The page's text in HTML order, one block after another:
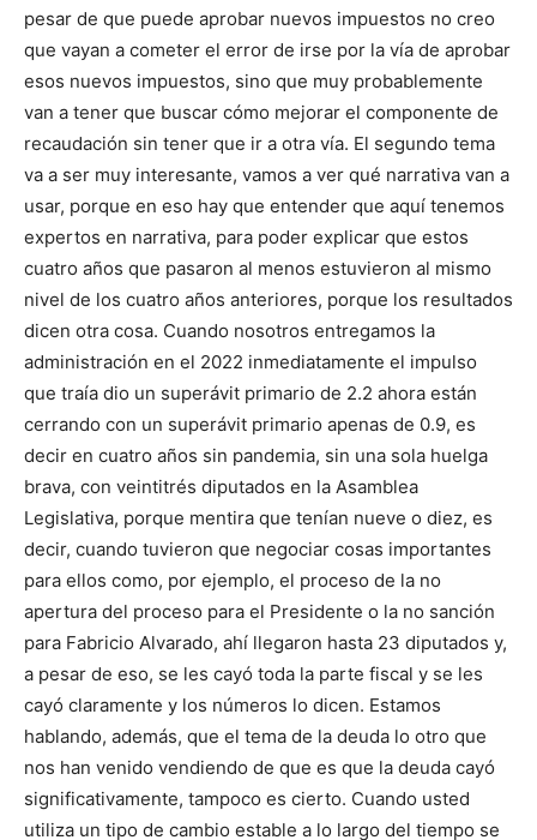
pesar de que puede aprobar nuevos impuestos no creo
que vayan a cometer el error de irse por la ví­a de aprobar
esos nuevos impuestos, sino que muy probablemente
van a tener que buscar cómo mejorar el componente de
recaudación sin tener que ir a otra ví­a. El segundo tema
va a ser muy interesante, vamos a ver qué narrativa van a
usar, porque en eso hay que entender que aquí­ tenemos
expertos en narrativa, para poder explicar que estos
cuatro años que pasaron al menos estuvieron al mismo
nivel de los cuatro años anteriores, porque los resultados
dicen otra cosa. Cuando nosotros entregamos la
administración en el 2022 inmediatamente el impulso
que traí­a dio un superávit primario de 2.2 ahora están
cerrando con un superávit primario apenas de 0.9, es
decir en cuatro años sin pandemia, sin una sola huelga
brava, con veintitrés diputados en la Asamblea
Legislativa, porque mentira que tení­an nueve o diez, es
decir, cuando tuvieron que negociar cosas importantes
para ellos como, por ejemplo, el proceso de la no
apertura del proceso para el Presidente o la no sanción
para Fabricio Alvarado, ahí­ llegaron hasta 23 diputados y,
a pesar de eso, se les cayó toda la parte fiscal y se les
cayó claramente y los números lo dicen. Estamos
hablando, además, que el tema de la deuda lo otro que
nos han venido vendiendo de que es que la deuda cayó
significativamente, tampoco es cierto. Cuando usted
utiliza un tipo de cambio estable a lo largo del tiempo se